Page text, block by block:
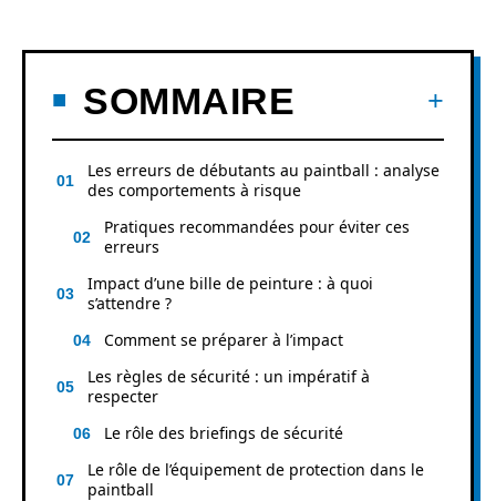
SOMMAIRE
Les erreurs de débutants au paintball : analyse
des comportements à risque
Pratiques recommandées pour éviter ces
erreurs
Impact d’une bille de peinture : à quoi
s’attendre ?
Comment se préparer à l’impact
Les règles de sécurité : un impératif à
respecter
Le rôle des briefings de sécurité
Le rôle de l’équipement de protection dans le
paintball